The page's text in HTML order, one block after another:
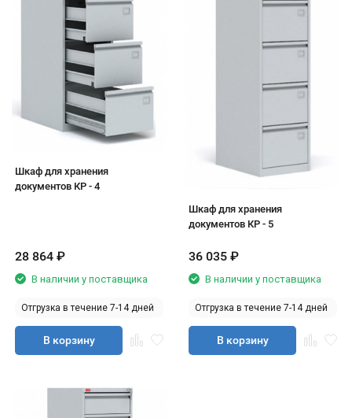
Шкаф для хранения
документов КР - 4
28 864 ₽
В наличии у поставщика
Отгрузка в течение 7-14 дней
В корзину
Шкаф для хранения
документов КР - 5
36 035 ₽
В наличии у поставщика
Отгрузка в течение 7-14 дней
В корзину